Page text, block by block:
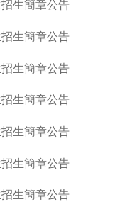
生簡章公告
生簡章公告
生簡章公告
生簡章公告
生簡章公告
生簡章公告
生簡章公告